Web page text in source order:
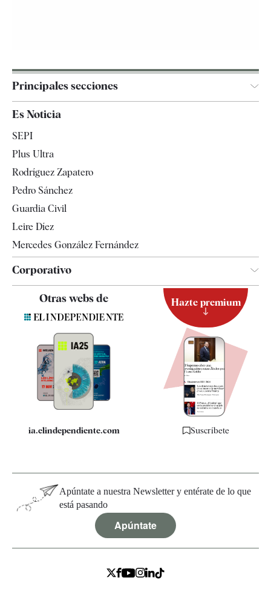
Principales secciones
España
Televisión
Es Noticia
SEPI
Plus Ultra
Rodríguez Zapatero
Pedro Sánchez
Guardia Civil
Leire Díez
Mercedes González Fernández
Corporativo
Contacto
Quiénes somos
Especificaciones
Otras webs de
ia.elindependiente.com
Hazte premium
Suscríbete
Apúntate a nuestra Newsletter y entérate de lo que
está pasando
Apúntate